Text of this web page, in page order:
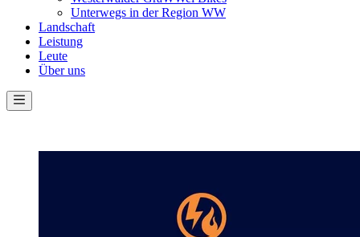
Unterwegs in der Region WW
Landschaft
Leistung
Leute
Über uns